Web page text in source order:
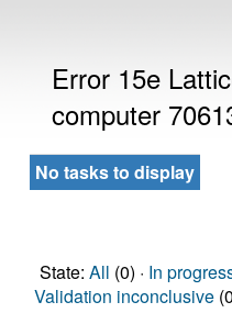
Error 15e
computer
No tasks to display
State: All (0) · In
Validation inconclusive